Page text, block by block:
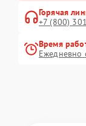
Горячая
+7 (800)
Время
Ежедневно